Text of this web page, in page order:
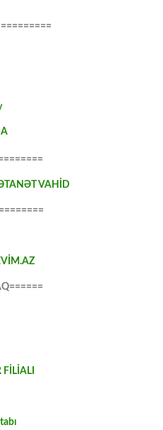
VAHİD
FİLİALI